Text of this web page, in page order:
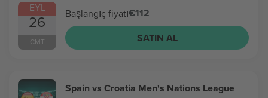
EYL
26
CMT
Başlangıç fiyatı€112
SATIN AL
Spain vs Croatia Men's Nations League